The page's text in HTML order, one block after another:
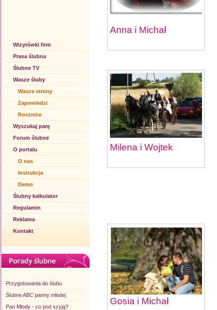
Wizytówki firm
Prasa ślubna
Ślubne TV
Wasze śluby
Wasze strony
Zapowiedzi
Rocznice
Wyszukaj parę
Forum ślubne
O portalu
O nas
Instrukcja
Demo
Ślubny kalkulator
Regulamin
Reklama
Kontakt
Przygotowania do ślubu
Ślubne ABC panny młodej
Pan Młody - co pod szyją?
Anna i Michał
Milena i Wojtek
Gosia i Michał